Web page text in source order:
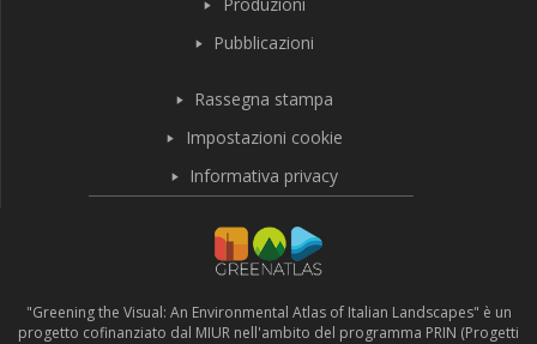
Pubblicazioni
Rassegna stampa
Impostazioni cookie
Informativa privacy
"Greening the Visual: An Environmental Atlas of Italian Landscapes" è un
progetto cofinanziato dal MIUR nell'ambito del programma PRIN (Progetti